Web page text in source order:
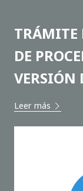
TRÁMITE
DE
VERSIÓN
Leer más